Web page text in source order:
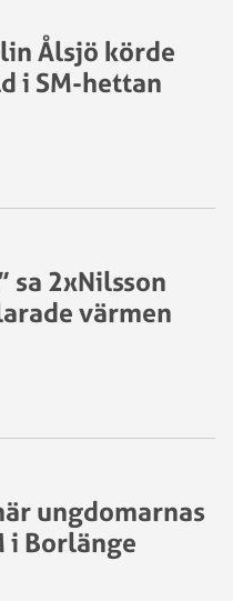
Ålsjö körde
i SM-hettan
sa 2xNilsson
värmen
ungdomarnas
i Borlänge